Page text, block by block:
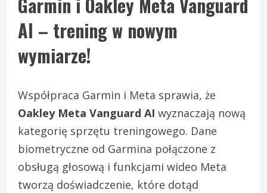
AI – trening w nowym
wymiarze!
Współpraca Garmin i Meta sprawia, że
Oakley Meta Vanguard AI wyznaczają nową
kategorię sprzętu treningowego. Dane
biometryczne od Garmina połączone z
obsługą głosową i funkcjami wideo Meta
tworzą doświadczenie, które dotąd